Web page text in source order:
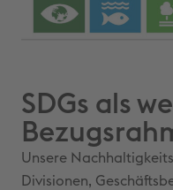
SDGs als
Unsere
Divisionen,